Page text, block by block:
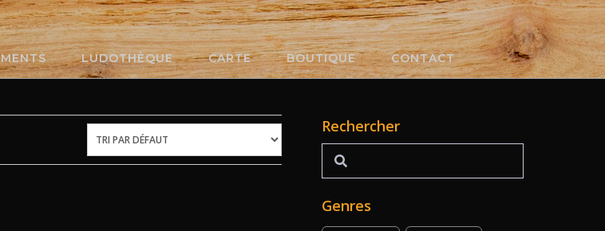
LUDOTHÈQUE CARTE BOUTIQUE CONTACT
Rechercher
Rechercher
Genres